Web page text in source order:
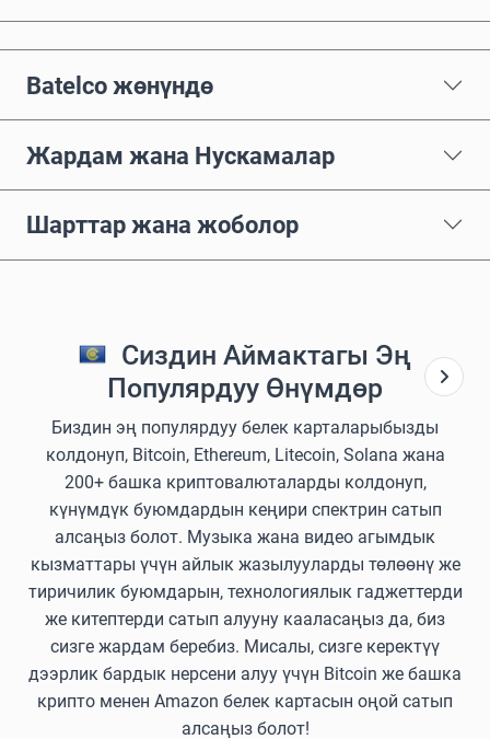
Batelco жөнүндө
Жардам жана Нускамалар
Шарттар жана жоболор
Сиздин Аймактагы Эң
Популярдуу Өнүмдөр
Биздин эң популярдуу белек карталарыбызды
колдонуп, Bitcoin, Ethereum, Litecoin, Solana жана
200+ башка криптовалюталарды колдонуп,
күнүмдүк буюмдардын кеңири спектрин сатып
алсаңыз болот. Музыка жана видео агымдык
кызматтары үчүн айлык жазылууларды төлөөнү же
тиричилик буюмдарын, технологиялык гаджеттерди
же китептерди сатып алууну кааласаңыз да, биз
сизге жардам беребиз. Мисалы, сизге керектүү
дээрлик бардык нерсени алуу үчүн Bitcoin же башка
крипто менен Amazon белек картасын оңой сатып
алсаңыз болот!